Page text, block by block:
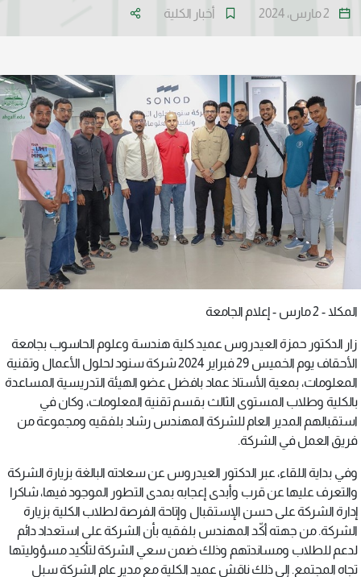
2 مارس، 2024 أخبار الكلية
المكلا - 2 مارس - إعلام الجامعة
زار الدكتور حمزة العيدروس عميد كلية هندسة وعلوم الحاسوب بجامعة
الأحقاف يوم الخميس 29 فبراير 2024 شركة سنود لحلول الأعمال وتقنية
المعلومات، بمعية الأستاذ عماد بافضل عضو الهيئة التدريسية المساعدة
بالكلية وطلاب المستوى الثالث بقسم تقنية المعلومات، وكان في
استقبالهم المدير العام للشركة المهندس رشاد بلفقيه ومجموعة من
فريق العمل في الشركة.
وفي بداية اللقاء، عبر الدكتور العيدروس عن سعادته البالغة بزيارة الشركة
والتعرف عليها عن قرب وأبدى إعجابه بمدى التطور الموجود فيها، شاكرا
إدارة الشركة على حسن الإستقبال وإتاحة الفرصة لطلاب الكلية بزيارة
الشركة. من جهته أكّد المهندس بلفقيه بأن الشركة على استعداد دائم
لدعم للطلاب ومساندتهم وذلك ضمن سعي الشركة لتأكيد مسؤوليتها
تجاه المجتمع. إلى ذلك ناقش عميد الكلية مع مدير عام الشركة سبل